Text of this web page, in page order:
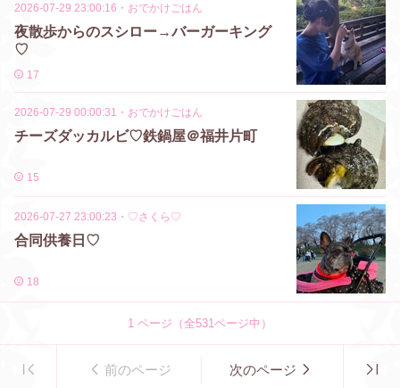
2026-07-29 23:00:16 ・ おでかけごはん
夜散歩からのスシロー→バーガーキング
♡
17
2026-07-29 00:00:31 ・ おでかけごはん
チーズダッカルビ♡鉄鍋屋＠福井片町
15
2026-07-27 23:00:23 ・ ♡さくら♡
合同供養日♡
18
1 ページ（全531ページ中）
前のページ 次のページ